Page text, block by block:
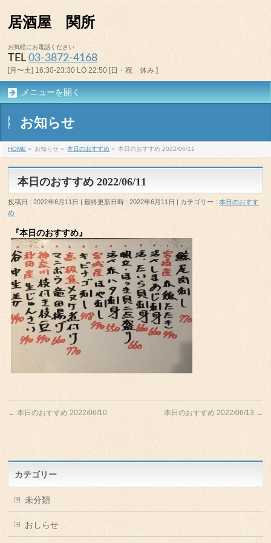
居酒屋 関所
お気軽にお電話ください
TEL03-3872-4168
[月〜土] 16:30-23:30 LO 22:50 [日・祝 休み ]
メニューを開く
お知らせ
HOME » お知らせ » 本日のおすすめ » 本日のおすすめ 2022/06/11
本日のおすすめ 2022/06/11
投稿日 : 2022年6月11日 最終更新日時 : 2022年6月11日 カテゴリー :本日のおすす
め
『本日のおすすめ』
← 本日のおすすめ 2022/06/10 本日のおすすめ 2022/06/13 →
カテゴリー
未分類
おしらせ